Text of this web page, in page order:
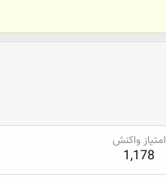
امتیاز واکنش
1,178